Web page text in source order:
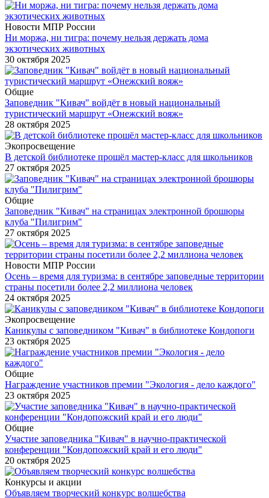
Новости МПР России
Ни моржа, ни тигра: почему нельзя держать дома
экзотических животных
30 октября 2025
Общие
Заповедник "Кивач" войдёт в новый национальный
туристический маршрут «Онежский вояж»
28 октября 2025
Экопросвещение
В детской библиотеке прошёл мастер-класс для школьников
27 октября 2025
Общие
Заповедник "Кивач" на страницах электронной брошюры
клуба "Пилигрим"
27 октября 2025
Новости МПР России
Осень – время для туризма: в сентябре заповедные территории
страны посетили более 2,2 миллиона человек
24 октября 2025
Экопросвещение
Каникулы с заповедником "Кивач" в библиотеке Кондопоги
23 октября 2025
Общие
Награждение участников премии "Экология - дело каждого"
23 октября 2025
Общие
Участие заповедника "Кивач" в научно-практической
конференции "Кондопожский край и его люди"
20 октября 2025
Конкурсы и акции
Объявляем творческий конкурс волшебства